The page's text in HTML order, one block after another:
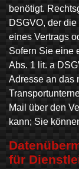
benötigt.
DSGVO, der
eines Vertrags
Sofern Sie eine
Abs. 1 lit. a
Adresse an das
Mail über den
kann; Sie
für